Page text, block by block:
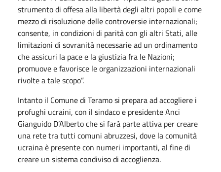
strumento di offesa alla libertà degli altri popoli e come
mezzo di risoluzione delle controversie internazionali;
consente, in condizioni di parità con gli altri Stati, alle
limitazioni di sovranità necessarie ad un ordinamento
che assicuri la pace e la giustizia fra le Nazioni;
promuove e favorisce le organizzazioni internazionali
rivolte a tale scopo”.
Intanto il Comune di Teramo si prepara ad accogliere i
profughi ucraini, con il sindaco e presidente Anci
Gianguido D’Alberto che si farà parte attiva per creare
una rete tra tutti comuni abruzzesi, dove la comunità
ucraina è presente con numeri importanti, al fine di
creare un sistema condiviso di accoglienza.